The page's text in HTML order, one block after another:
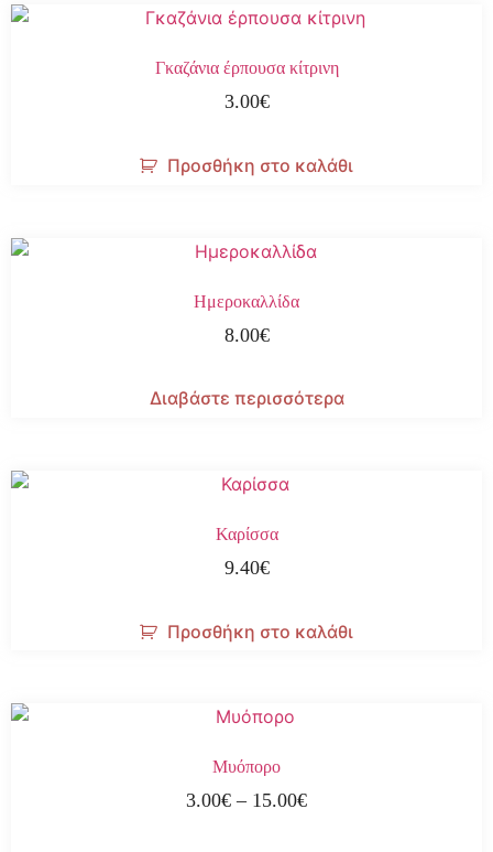
Γκαζάνια έρπουσα κίτρινη
3.00€
Προσθήκη στο καλάθι
Ημεροκαλλίδα
8.00€
Διαβάστε περισσότερα
Καρίσσα
9.40€
Προσθήκη στο καλάθι
Μυόπορο
3.00€ – 15.00€